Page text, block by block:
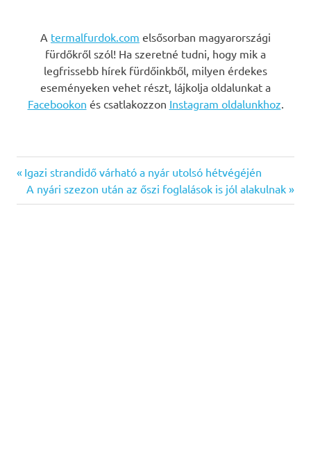
A termalfurdok.com elsősorban magyarországi
fürdőkről szól! Ha szeretné tudni, hogy mik a
legfrissebb hírek fürdőinkből, milyen érdekes
eseményeken vehet részt, lájkolja oldalunkat a
Facebookon és csatlakozzon Instagram oldalunkhoz
Bejegyzés
navigáció
Previous
Post:
Igazi strandidő várható a nyár utolsó hétvégéjén
Next
Post:
A nyári szezon után az őszi foglalások is jól alakulnak